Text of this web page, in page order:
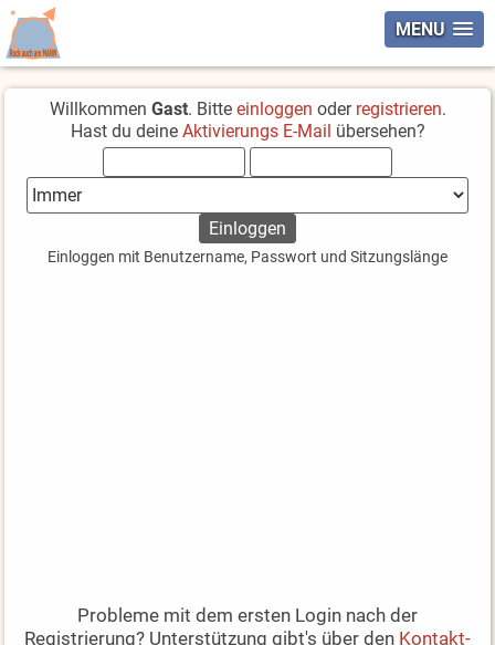
MENU
Willkommen Gast. Bitte einloggen oder registrieren.
Hast du deine Aktivierungs E-Mail übersehen?
Einloggen mit Benutzername, Passwort und Sitzungslänge
Probleme mit dem ersten Login nach der
Registrierung? Unterstützung gibt's über den Kontakt-